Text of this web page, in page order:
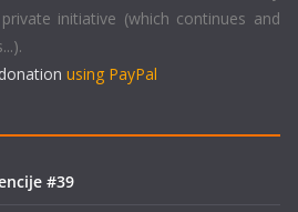
initiative (which continues and
using PayPal
#39